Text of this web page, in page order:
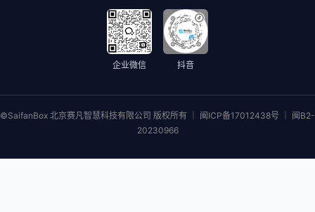
企业微信 抖音
©SaifanBox 北京赛凡智慧科技有限公司 版权所有 ｜ 闽ICP备17012438号 ｜ 闽B2-
20230966